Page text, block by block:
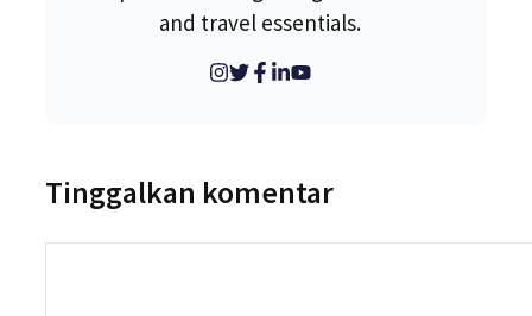
and travel essentials.
Tinggalkan komentar